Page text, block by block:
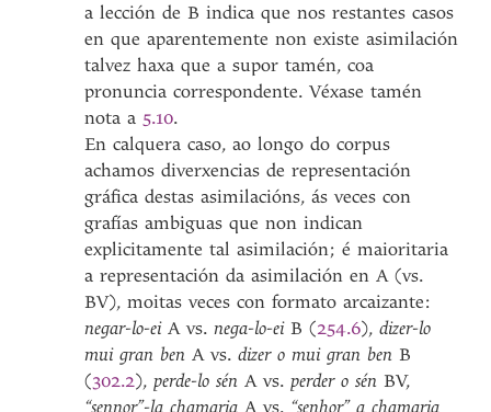
a lección de B indica que nos restantes casos
en que aparentemente non existe asimilación
talvez haxa que a supor tamén, coa
pronuncia correspondente. Véxase tamén
nota a 5.10.
En calquera caso, ao longo do corpus
achamos diverxencias de representación
gráfica destas asimilacións, ás veces con
grafías ambiguas que non indican
explicitamente tal asimilación; é maioritaria
a representación da asimilación en A (vs.
BV), moitas veces con formato arcaizante:
negar-lo-eiA vs.nega-lo-eiB (254.6),dizer-lo
mui gran ben A vs.dizer o mui gran ben B
(302.2),perde-lo sén A vs.perder o sén BV,
“sennor”-la chamaria A vs. “senhor” a chamaria